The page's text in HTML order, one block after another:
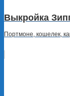
Выкройка
Портмоне, кошелек,